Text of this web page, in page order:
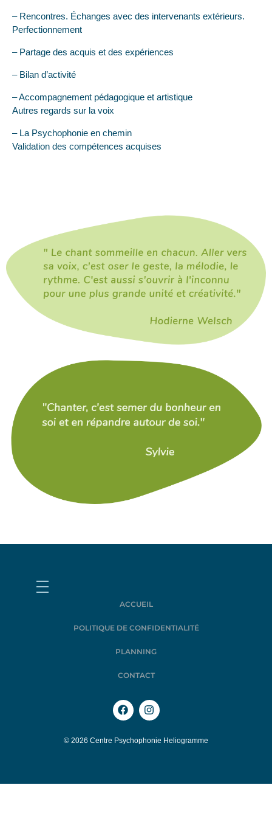
– Rencontres. Échanges avec des intervenants extérieurs.
Perfectionnement
– Partage des acquis et des expériences
– Bilan d’activité
– Accompagnement pédagogique et artistique
Autres regards sur la voix
– La Psychophonie en chemin
Validation des compétences acquises
ACCUEIL
POLITIQUE DE CONFIDENTIALITÉ
PLANNING
CONTACT
© 2026 Centre Psychophonie Heliogramme